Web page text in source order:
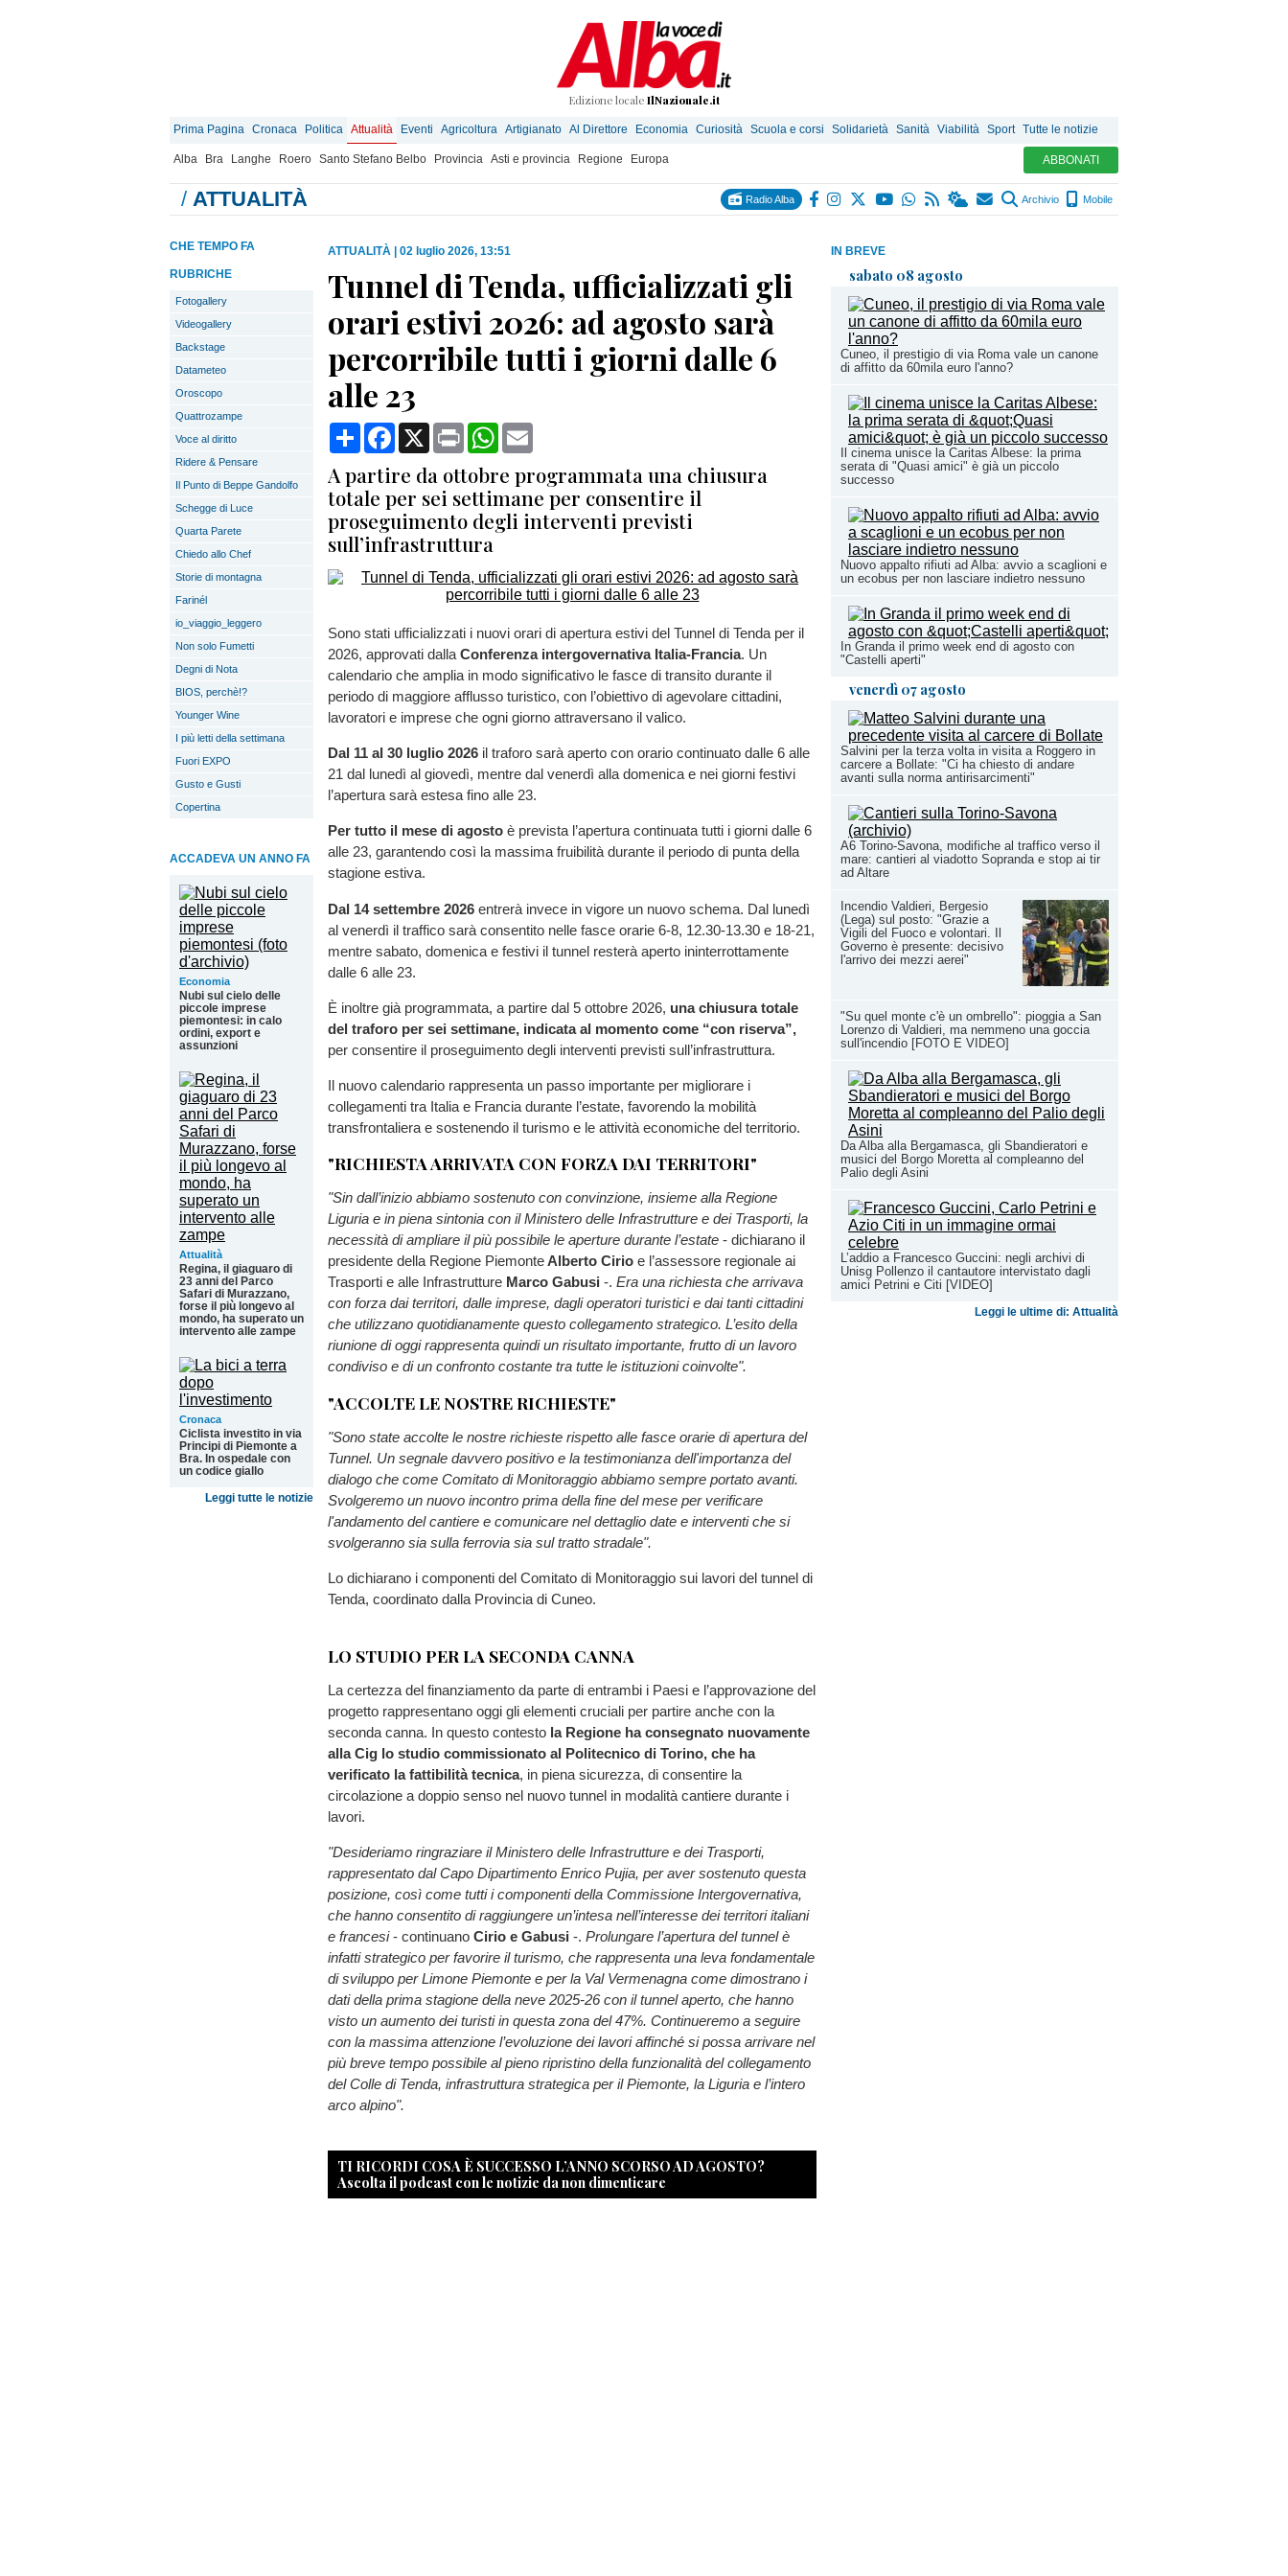
Edizione locale IlNazionale.it
Prima Pagina Cronaca Politica Attualità Eventi Agricoltura Artigianato Al Direttore Economia Curiosità Scuola e corsi Solidarietà Sanità Viabilità Sport Tutte le notizie
Alba Bra Langhe Roero Santo Stefano Belbo Provincia Asti e provincia Regione Europa ABBONATI
/ ATTUALITÀ Radio Alba Archivio Mobile
IN BREVE
sabato 08 agosto
Cuneo, il prestigio di via Roma vale un canone
di affitto da 60mila euro l'anno?
Il cinema unisce la Caritas Albese: la prima
serata di "Quasi amici" è già un piccolo
successo
Nuovo appalto rifiuti ad Alba: avvio a scaglioni e
un ecobus per non lasciare indietro nessuno
In Granda il primo week end di agosto con
"Castelli aperti"
venerdì 07 agosto
Salvini per la terza volta in visita a Roggero in
carcere a Bollate: "Ci ha chiesto di andare
avanti sulla norma antirisarcimenti"
A6 Torino-Savona, modifiche al traffico verso il
mare: cantieri al viadotto Sopranda e stop ai tir
ad Altare
Incendio Valdieri, Bergesio
(Lega) sul posto: "Grazie a
Vigili del Fuoco e volontari. Il
Governo è presente: decisivo
l'arrivo dei mezzi aerei"
"Su quel monte c'è un ombrello": pioggia a San
Lorenzo di Valdieri, ma nemmeno una goccia
sull'incendio [FOTO E VIDEO]
Da Alba alla Bergamasca, gli Sbandieratori e
musici del Borgo Moretta al compleanno del
Palio degli Asini
L’addio a Francesco Guccini: negli archivi di
Unisg Pollenzo il cantautore intervistato dagli
amici Petrini e Citi [VIDEO]
Leggi le ultime di: Attualità
CHE TEMPO FA
RUBRICHE
Fotogallery
Videogallery
Backstage
Datameteo
Oroscopo
Quattrozampe
Voce al diritto
Ridere & Pensare
Il Punto di Beppe Gandolfo
Schegge di Luce
Quarta Parete
Chiedo allo Chef
Storie di montagna
Farinél
io_viaggio_leggero
Non solo Fumetti
Degni di Nota
BIOS, perchè!?
Younger Wine
I più letti della settimana
Fuori EXPO
Gusto e Gusti
Copertina
ACCADEVA UN ANNO FA
Economia
Nubi sul cielo delle
piccole imprese
piemontesi: in calo
ordini, export e
assunzioni
Attualità
Regina, il giaguaro di
23 anni del Parco
Safari di Murazzano,
forse il più longevo al
mondo, ha superato un
intervento alle zampe
Cronaca
Ciclista investito in via
Principi di Piemonte a
Bra. In ospedale con
un codice giallo
Leggi tutte le notizie
ATTUALITÀ 02 luglio 2026, 13:51
Tunnel di Tenda, ufficializzati gli
orari estivi 2026: ad agosto sarà
percorribile tutti i giorni dalle 6
alle 23
CondividiFacebook
X Print WhatsApp
A partire da ottobre programmata una chiusura
totale per sei settimane per consentire il
proseguimento degli interventi previsti
sull’infrastruttura
Sono stati ufficializzati i nuovi orari di apertura estivi del Tunnel di Tenda per il
2026, approvati dalla Conferenza intergovernativa Italia-Francia. Un
calendario che amplia in modo significativo le fasce di transito durante il
periodo di maggiore afflusso turistico, con l’obiettivo di agevolare cittadini,
lavoratori e imprese che ogni giorno attraversano il valico.
Dal 11 al 30 luglio 2026 il traforo sarà aperto con orario continuato dalle 6 alle
21 dal lunedì al giovedì, mentre dal venerdì alla domenica e nei giorni festivi
l’apertura sarà estesa fino alle 23.
Per tutto il mese di agosto è prevista l’apertura continuata tutti i giorni dalle 6
alle 23, garantendo così la massima fruibilità durante il periodo di punta della
stagione estiva.
Dal 14 settembre 2026 entrerà invece in vigore un nuovo schema. Dal lunedì
al venerdì il traffico sarà consentito nelle fasce orarie 6-8, 12.30-13.30 e 18-21,
mentre sabato, domenica e festivi il tunnel resterà aperto ininterrottamente
dalle 6 alle 23.
È inoltre già programmata, a partire dal 5 ottobre 2026, una chiusura totale
del traforo per sei settimane, indicata al momento come “con riserva”,
per consentire il proseguimento degli interventi previsti sull’infrastruttura.
Il nuovo calendario rappresenta un passo importante per migliorare i
collegamenti tra Italia e Francia durante l’estate, favorendo la mobilità
transfrontaliera e sostenendo il turismo e le attività economiche del territorio.
"RICHIESTA ARRIVATA CON FORZA DAI TERRITORI"
"Sin dall’inizio abbiamo sostenuto con convinzione, insieme alla Regione
Liguria e in piena sintonia con il Ministero delle Infrastrutture e dei Trasporti, la
necessità di ampliare il più possibile le aperture durante l’estate - dichiarano il
presidente della Regione PiemonteAlberto Cirio e l’assessore regionale ai
Trasporti e alle Infrastrutture Marco Gabusi -. Era una richiesta che arrivava
con forza dai territori, dalle imprese, dagli operatori turistici e dai tanti cittadini
che utilizzano quotidianamente questo collegamento strategico. L’esito della
riunione di oggi rappresenta quindi un risultato importante, frutto di un lavoro
condiviso e di un confronto costante tra tutte le istituzioni coinvolte".
"ACCOLTE LE NOSTRE RICHIESTE"
"Sono state accolte le nostre richieste rispetto alle fasce orarie di apertura del
Tunnel. Un segnale davvero positivo e la testimonianza dell'importanza del
dialogo che come Comitato di Monitoraggio abbiamo sempre portato avanti.
Svolgeremo un nuovo incontro prima della fine del mese per verificare
l'andamento del cantiere e comunicare nel dettaglio date e interventi che si
svolgeranno sia sulla ferrovia sia sul tratto stradale".
Lo dichiarano i componenti del Comitato di Monitoraggio sui lavori del tunnel di
Tenda, coordinato dalla Provincia di Cuneo.
LO STUDIO PER LA SECONDA CANNA
La certezza del finanziamento da parte di entrambi i Paesi e l’approvazione del
progetto rappresentano oggi gli elementi cruciali per partire anche con la
seconda canna. In questo contesto la Regione ha consegnato nuovamente
alla Cig lo studio commissionato al Politecnico di Torino, che ha
verificato la fattibilità tecnica, in piena sicurezza, di consentire la
circolazione a doppio senso nel nuovo tunnel in modalità cantiere durante i
lavori.
"Desideriamo ringraziare il Ministero delle Infrastrutture e dei Trasporti,
rappresentato dal Capo Dipartimento Enrico Pujia, per aver sostenuto questa
posizione, così come tutti i componenti della Commissione Intergovernativa,
che hanno consentito di raggiungere un’intesa nell’interesse dei territori italiani
e francesi- continuano Cirio e Gabusi -. Prolungare l’apertura del tunnel è
infatti strategico per favorire il turismo, che rappresenta una leva fondamentale
di sviluppo per Limone Piemonte e per la Val Vermenagna come dimostrano i
dati della prima stagione della neve 2025-26 con il tunnel aperto, che hanno
visto un aumento dei turisti in questa zona del 47%. Continueremo a seguire
con la massima attenzione l’evoluzione dei lavori affinché si possa arrivare nel
più breve tempo possibile al pieno ripristino della funzionalità del collegamento
del Colle di Tenda, infrastruttura strategica per il Piemonte, la Liguria e l’intero
arco alpino".
TI RICORDI COSA È SUCCESSO L’ANNO SCORSO AD AGOSTO?
Ascolta il podcast con le notizie da non dimenticare